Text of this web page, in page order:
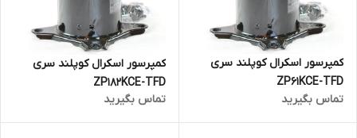
کمپرسور اسکرال کوپلند سری
ZP61KCE-TFD
تماس بگیرید
کمپرسور اسکرال کوپلند سری
ZP182KCE-TFD
تماس بگیرید